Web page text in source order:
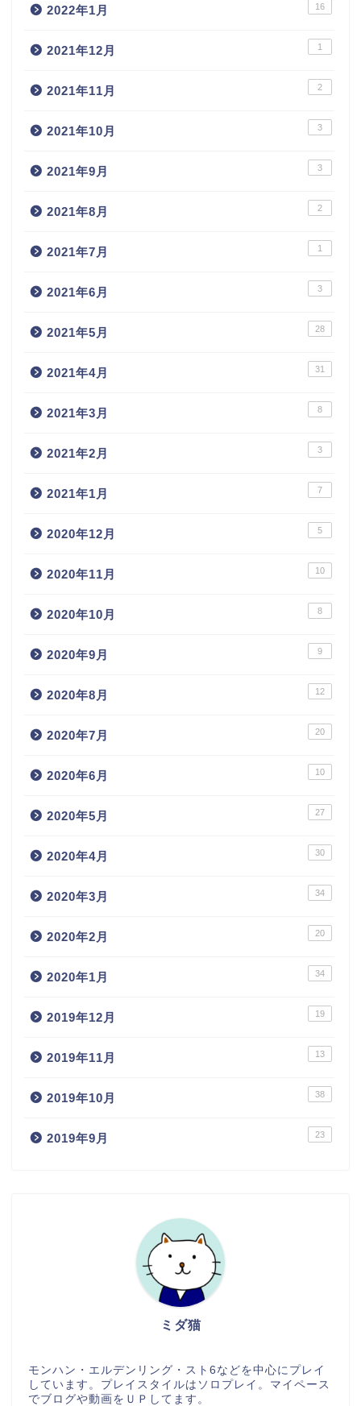
2022年1月 16
2021年12月 1
2021年11月 2
2021年10月 3
2021年9月 3
2021年8月 2
2021年7月 1
2021年6月 3
2021年5月 28
2021年4月 31
2021年3月 8
2021年2月 3
2021年1月 7
2020年12月 5
2020年11月 10
2020年10月 8
2020年9月 9
2020年8月 12
2020年7月 20
2020年6月 10
2020年5月 27
2020年4月 30
2020年3月 34
2020年2月 20
2020年1月 34
2019年12月 19
2019年11月 13
2019年10月 38
2019年9月 23
ミダ猫
モンハン・エルデンリング・スト6などを中心にプレイ
しています。プレイスタイルはソロプレイ。マイペース
でブログや動画をＵＰしてます。